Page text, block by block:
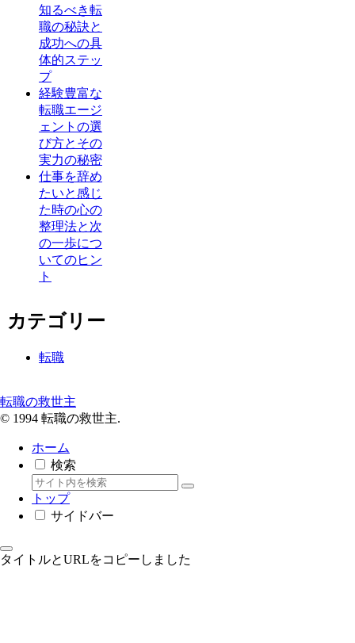
知るべき転
職の秘訣と
成功への具
体的ステッ
プ
経験豊富な
転職エージ
ェントの選
び方とその
実力の秘密
仕事を辞め
たいと感じ
た時の心の
整理法と次
の一歩につ
いてのヒン
ト
カテゴリー
転職
転職の救世主
© 1994 転職の救世主.
ホーム
検索
トップ
サイドバー
タイトルとURLをコピーしました